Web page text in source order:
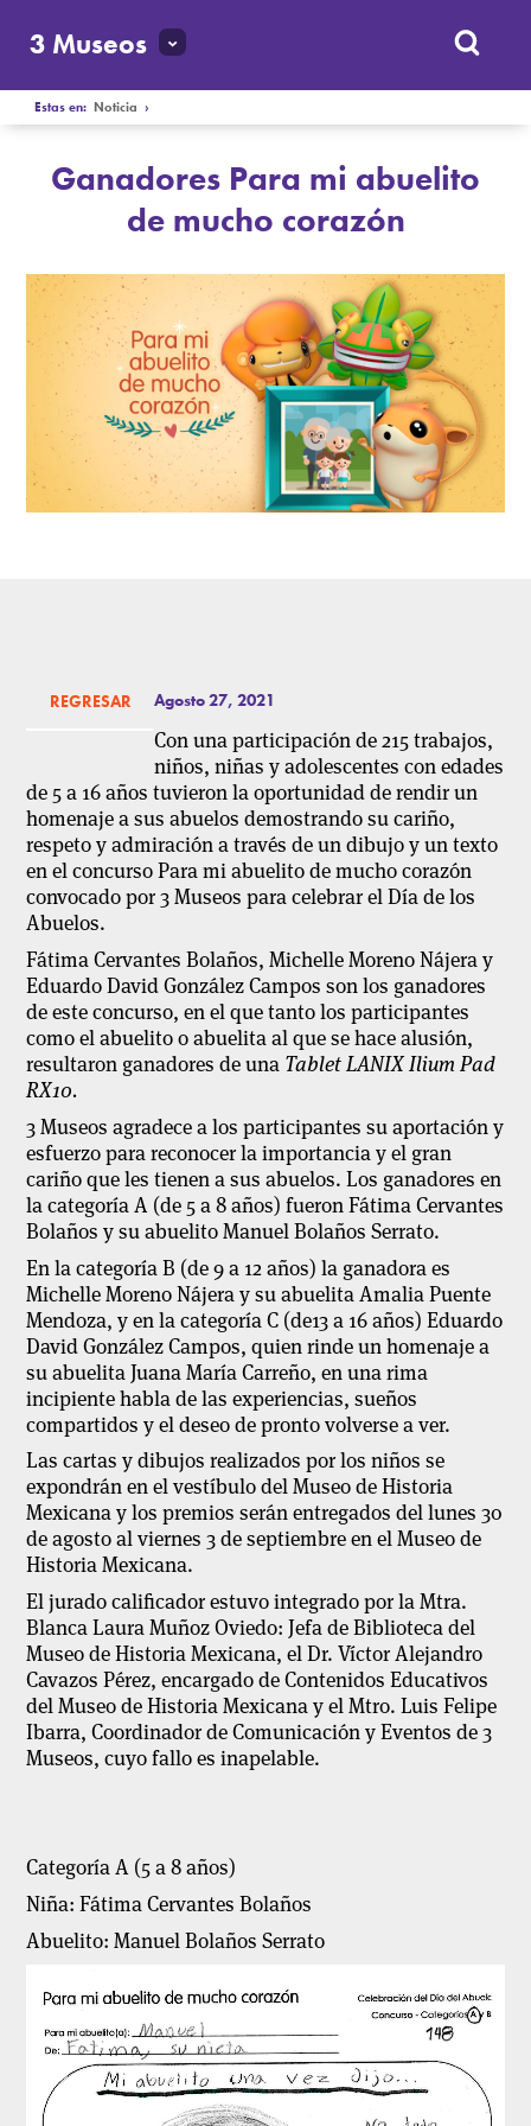
3 Museos
Estas en:Noticia ›
Ganadores Para mi abuelito
de mucho corazón
REGRESAR Agosto 27, 2021
Con una participación de 215 trabajos,
niños, niñas y adolescentes con edades
de 5 a 16 años tuvieron la oportunidad de rendir un
homenaje a sus abuelos demostrando su cariño,
respeto y admiración a través de un dibujo y un texto
en el concursoPara mi abuelito de mucho corazón
convocado por 3 Museos para celebrar el Día de los
Abuelos.
Fátima Cervantes Bolaños, Michelle Moreno Nájera y
Eduardo David González Campos son los ganadores
de este concurso, en el que tanto los participantes
como el abuelito o abuelita al que se hace alusión,
resultaron ganadores de una Tablet LANIX Ilium Pad
RX10.
3 Museos agradece a los participantes su aportación y
esfuerzo para reconocer la importancia y el gran
cariño que les tienen a sus abuelos. Los ganadores en
la categoría A (de 5 a 8 años) fueron Fátima Cervantes
Bolaños y su abuelito Manuel Bolaños Serrato.
En la categoría B (de 9 a 12 años) la ganadora es
Michelle Moreno Nájera y su abuelita Amalia Puente
Mendoza, y en la categoría C (de13 a 16 años) Eduardo
David González Campos, quien rinde un homenaje a
su abuelita Juana María Carreño, en una rima
incipiente habla de las experiencias, sueños
compartidos y el deseo de pronto volverse a ver.
Las cartas y dibujos realizados por los niños se
expondrán en el vestíbulo del Museo de Historia
Mexicana y los premios serán entregados del lunes 30
de agosto al viernes 3 de septiembre en el Museo de
Historia Mexicana.
El jurado calificador estuvo integrado por la Mtra.
Blanca Laura Muñoz Oviedo: Jefa de Biblioteca del
Museo de Historia Mexicana, el Dr. Víctor Alejandro
Cavazos Pérez, encargado de Contenidos Educativos
del Museo de Historia Mexicana y el Mtro. Luis Felipe
Ibarra, Coordinador de Comunicación y Eventos de 3
Museos, cuyo fallo es inapelable.
Categoría A (5 a 8 años)
Niña: Fátima Cervantes Bolaños
Abuelito: Manuel Bolaños Serrato